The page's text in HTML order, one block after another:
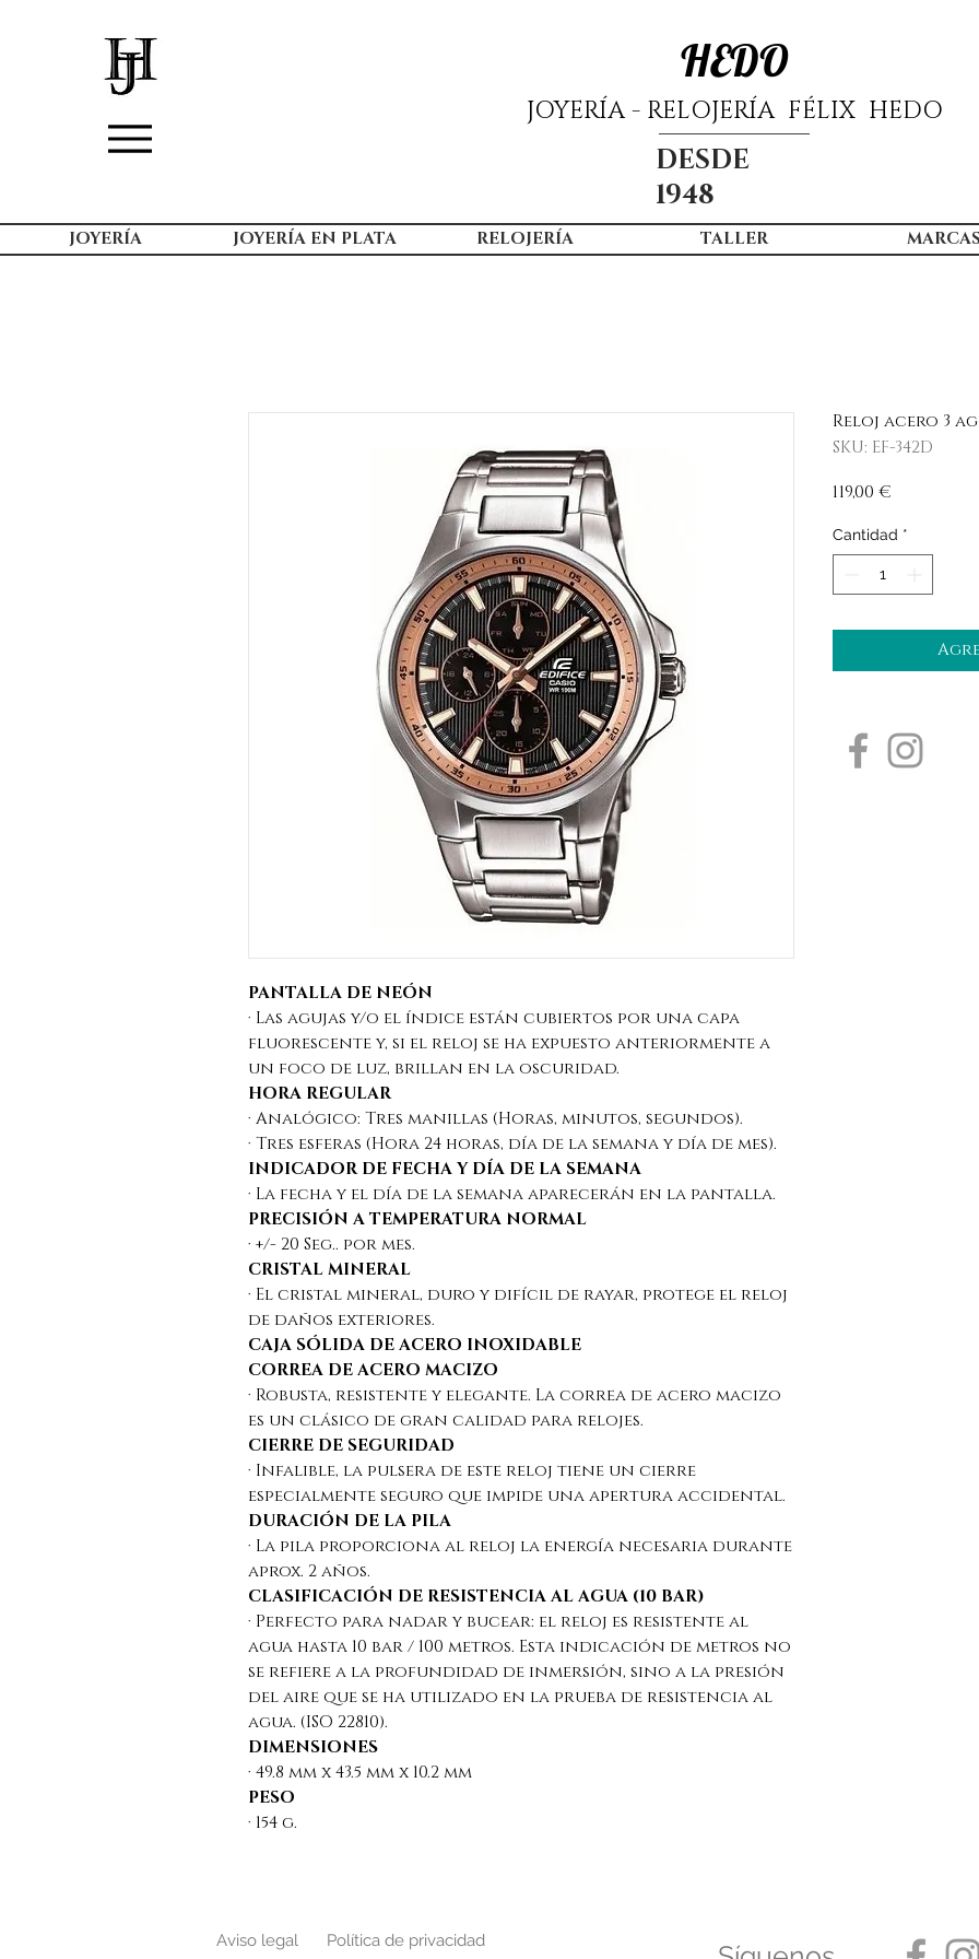
HEDO
JOYERÍA - RELOJERÍA FÉLIX HEDO
DESDE
1948
JOYERÍA JOYERÍA EN PLATA RELOJERÍA TALLER
PANTALLA DE NEÓN
· Las agujas y/o el índice están cubiertos por una capa
fluorescente y, si el reloj se ha expuesto anteriormente a
un foco de luz, brillan en la oscuridad.
HORA REGULAR
· Analógico: Tres manillas (Horas, minutos, segundos).
· Tres esferas (Hora 24 horas, día de la semana y día de mes).
INDICADOR DE FECHA Y DÍA DE LA SEMANA
· La fecha y el día de la semana aparecerán en la pantalla.
PRECISIÓN A TEMPERATURA NORMAL
· +/- 20 Seg.. por mes.
CRISTAL MINERAL
· El cristal mineral, duro y difícil de rayar, protege el reloj
de daños exteriores.
CAJA SÓLIDA DE ACERO INOXIDABLE
CORREA DE ACERO MACIZO
· Robusta, resistente y elegante. La correa de acero macizo
es un clásico de gran calidad para relojes.
CIERRE DE SEGURIDAD
· Infalible, la pulsera de este reloj tiene un cierre
especialmente seguro que impide una apertura accidental.
DURACIÓN DE LA PILA
· La pila proporciona al reloj la energía necesaria durante
aprox. 2 años.
CLASIFICACIÓN DE RESISTENCIA AL AGUA (10 BAR)
· Perfecto para nadar y bucear: el reloj es resistente al
agua hasta 10 bar / 100 metros. Esta indicación de metros no
se refiere a la profundidad de inmersión, sino a la presión
del aire que se ha utilizado en la prueba de resistencia al
agua. (ISO 22810).
DIMENSIONES
· 49.8 mm x 43.5 mm x 10.2 mm
PESO
· 154 g.
Reloj acero 3
SKU: EF-342D
119,00 €
Cantidad *
Aviso legal Política de privacidad